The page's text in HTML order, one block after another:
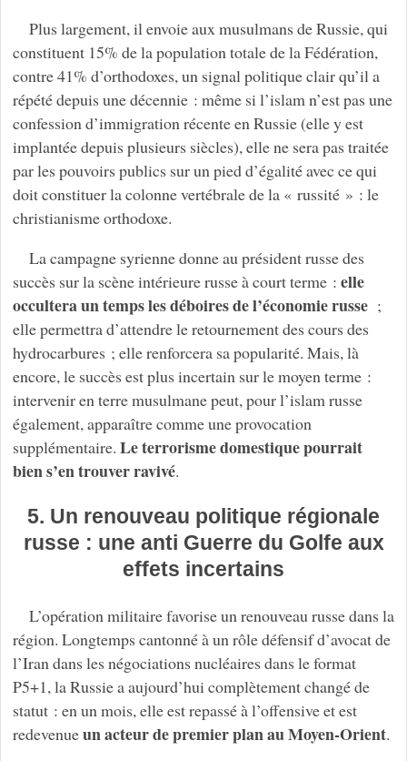
Plus largement, il envoie aux musulmans de Russie, qui
constituent 15% de la population totale de la Fédération,
contre 41% d’orthodoxes, un signal politique clair qu’il a
répété depuis une décennie : même si l’islam n’est pas une
confession d’immigration récente en Russie (elle y est
implantée depuis plusieurs siècles), elle ne sera pas traitée
par les pouvoirs publics sur un pied d’égalité avec ce qui
doit constituer la colonne vertébrale de la « russité » : le
christianisme orthodoxe.
La campagne syrienne donne au président russe des
succès sur la scène intérieure russe à court terme : elle
occultera un temps les déboires de l’économie russe ;
elle permettra d’attendre le retournement des cours des
hydrocarbures ; elle renforcera sa popularité. Mais, là
encore, le succès est plus incertain sur le moyen terme :
intervenir en terre musulmane peut, pour l’islam russe
également, apparaître comme une provocation
supplémentaire. Le terrorisme domestique pourrait
bien s’en trouver ravivé.
5. Un renouveau politique régionale
russe : une anti Guerre du Golfe aux
effets incertains
L’opération militaire favorise un renouveau russe dans la
région. Longtemps cantonné à un rôle défensif d’avocat de
l’Iran dans les négociations nucléaires dans le format
P5+1, la Russie a aujourd’hui complètement changé de
statut : en un mois, elle est repassé à l’offensive et est
redevenueun acteur de premier plan au Moyen-Orient.